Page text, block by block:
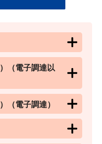
（電子調達以
（電子調達）